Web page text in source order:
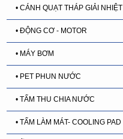
• CÁNH QUẠT THÁP GIẢI NHIỆT
• ĐỘNG CƠ - MOTOR
• MÁY BƠM
• PET PHUN NƯỚC
• TẤM THU CHIA NƯỚC
• TẤM LÀM MÁT- COOLING PAD